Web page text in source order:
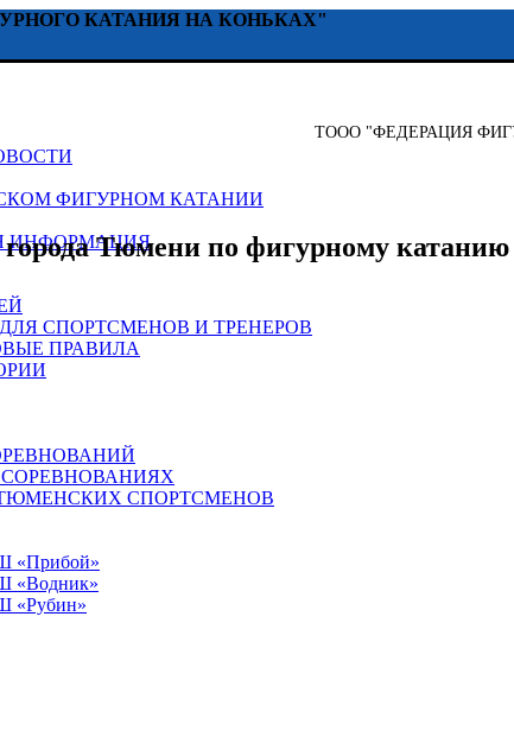
КАТАНИЯ НА КОНЬКАХ"
ТООО "ФЕДЕРАЦИЯ
ФИГУРНОМ КАТАНИИ
ИНФОРМАЦИЯ
СПОРТСМЕНОВ И ТРЕНЕРОВ
ПРАВИЛА
СПОРТСМЕНОВ
Тюмени по фигурному